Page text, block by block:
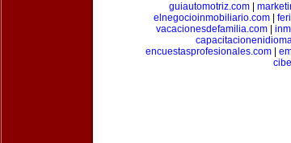
guiautomotriz.com|
elnegocioinmobiliario.com
vacacionesdefamilia.com|
encuestasprofesionales.com